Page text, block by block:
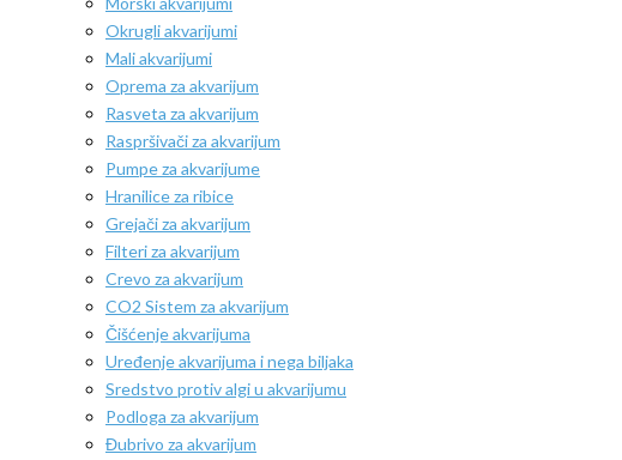
Okrugli akvarijumi
Mali akvarijumi
Oprema za akvarijum
Rasveta za akvarijum
Raspršivači za akvarijum
Pumpe za akvarijume
Hranilice za ribice
Grejači za akvarijum
Filteri za akvarijum
Crevo za akvarijum
CO2 Sistem za akvarijum
Čišćenje akvarijuma
Uređenje akvarijuma i nega biljaka
Sredstvo protiv algi u akvarijumu
Podloga za akvarijum
Đubrivo za akvarijum